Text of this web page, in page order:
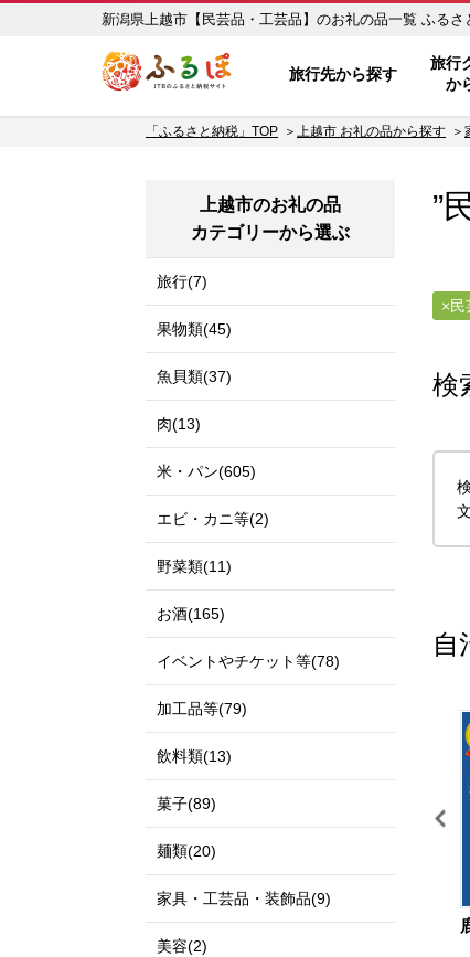
新潟県上
旅行先から探す
旅行
か
「ふるさと納税」TOP 上越市 お礼の品から探す
”
検
自
12
島根県 出雲市
上越市のお礼の品
カテゴリーから選ぶ
旅行(7)
果物類(45)
魚貝類(37)
肉(13)
米・パン(605)
エビ・カニ等(2)
野菜類(11)
お酒(165)
イベントやチケット等(78)
加工品等(79)
飲料類(13)
菓子(89)
麺類(20)
家具・工芸品・装飾品(9)
美容(2)